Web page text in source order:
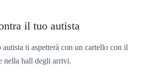
il tuo autista
autista ti aspetterà con un cartello con il
nella hall degli arrivi.